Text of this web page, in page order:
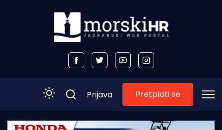
Početna
Prijava Pretplati se